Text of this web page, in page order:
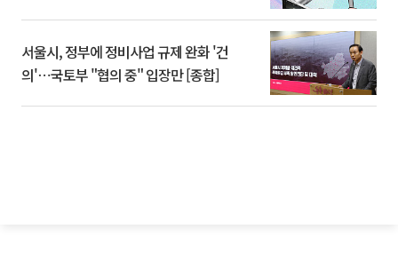
서울시, 정부에 정비사업 규제 완화 '건
의'⋯국토부 "협의 중" 입장만 [종합]